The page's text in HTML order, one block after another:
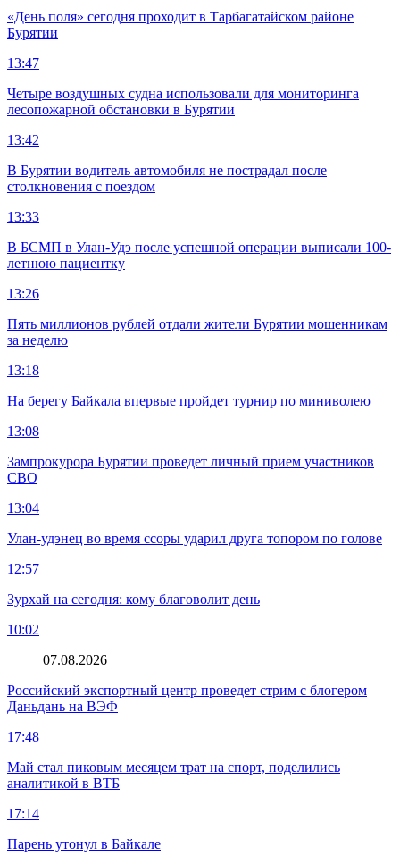
«День поля» сегодня проходит в Тарбагатайском районе
Бурятии
13:47
Четыре воздушных судна использовали для мониторинга
лесопожарной обстановки в Бурятии
13:42
В Бурятии водитель автомобиля не пострадал после
столкновения с поездом
13:33
В БСМП в Улан-Удэ после успешной операции выписали 100-
летнюю пациентку
13:26
Пять миллионов рублей отдали жители Бурятии мошенникам
за неделю
13:18
На берегу Байкала впервые пройдет турнир по миниволею
13:08
Зампрокурора Бурятии проведет личный прием участников
СВО
13:04
Улан-удэнец во время ссоры ударил друга топором по голове
12:57
Зурхай на сегодня: кому благоволит день
10:02
07.08.2026
Российский экспортный центр проведет стрим с блогером
Даньдань на ВЭФ
17:48
Май стал пиковым месяцем трат на спорт, поделились
аналитикой в ВТБ
17:14
Парень утонул в Байкале